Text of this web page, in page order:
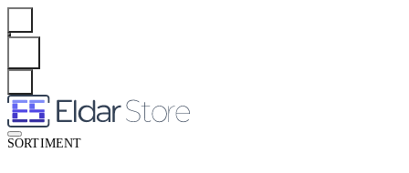
SORTIMENT